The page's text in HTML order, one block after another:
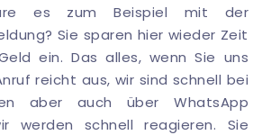
es zum Beispiel mit der
Sie sparen hier wieder Zeit
ein. Das alles, wenn Sie uns
reicht aus, wir sind schnell bei
aber auch über WhatsApp
werden schnell reagieren. Sie